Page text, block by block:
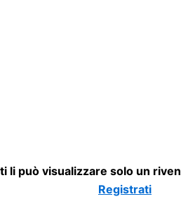
li può visualizzare solo un
Registrati